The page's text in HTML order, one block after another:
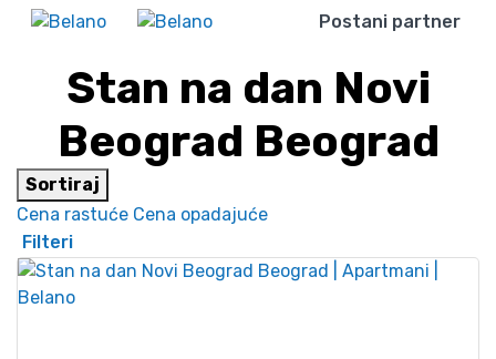
Postani partner
Stan na dan Novi
Beograd Beograd
Sortiraj
Cena rastuće Cena opadajuće
Filteri